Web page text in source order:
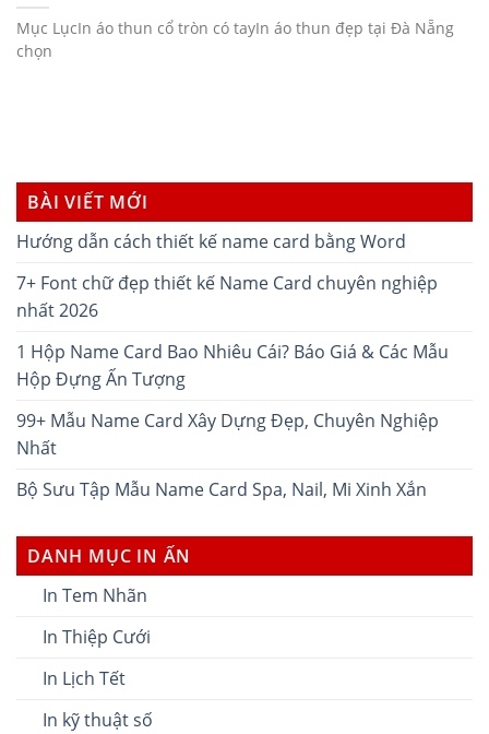
Mục LụcIn áo thun cổ tròn có tayIn áo thun đẹp tại Đà Nẵng
chọn
BÀI VIẾT MỚI
Hướng dẫn cách thiết kế name card bằng Word
7+ Font chữ đẹp thiết kế Name Card chuyên nghiệp
nhất 2026
1 Hộp Name Card Bao Nhiêu Cái? Báo Giá & Các Mẫu
Hộp Đựng Ấn Tượng
99+ Mẫu Name Card Xây Dựng Đẹp, Chuyên Nghiệp
Nhất
Bộ Sưu Tập Mẫu Name Card Spa, Nail, Mi Xinh Xắn
DANH MỤC IN ẤN
In Tem Nhãn
In Thiệp Cưới
In Lịch Tết
In kỹ thuật số